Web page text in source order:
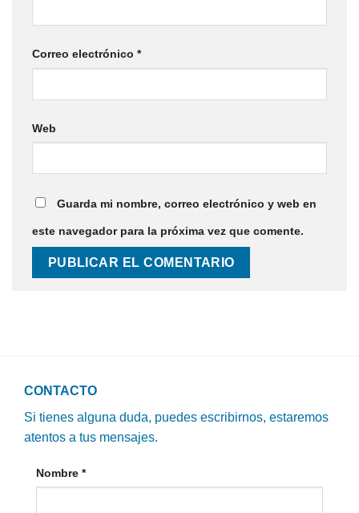
Correo electrónico *
Web
Guarda mi nombre, correo electrónico y web en
este navegador para la próxima vez que comente.
CONTACTO
Si tienes alguna duda, puedes escribirnos, estaremos
atentos a tus mensajes.
Nombre *